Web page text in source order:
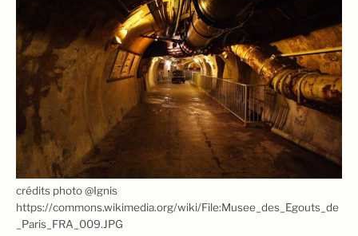
crédits photo @Ignis
https://commons.wikimedia.org/wiki/File:Musee_des_Egouts_de
_Paris_FRA_009.JPG